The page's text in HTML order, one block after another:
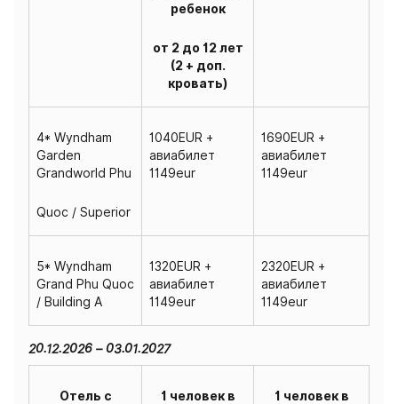
ребенок
от 2 до 12 лет
(2 + доп.
кровать)
4* Wyndham
Garden
Grandworld Phu
Quoc / Superior
1040EUR +
авиабилет
1149eur
1690EUR +
авиабилет
1149eur
5* Wyndham
Grand Phu Quoc
/ Building A
1320EUR +
авиабилет
1149eur
2320EUR +
авиабилет
1149eur
20.12.2026 – 03.01.2027
Отель с
1 человек в
1 человек в